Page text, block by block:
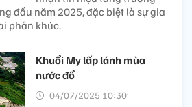
đầu năm 2025, đặc biệt là sự gia
phân khúc.
Khuổi My lấp lánh mùa
nước đổ
04/07/2025 10:30’